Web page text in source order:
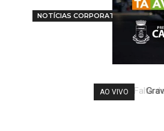
AO VIVO
NOTÍCIAS CORPORATIVAS